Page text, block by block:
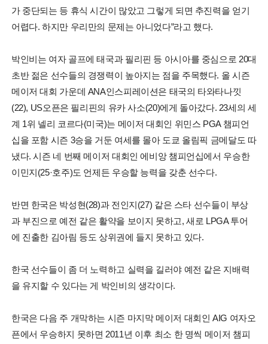
가 중단되는 등 휴식 시간이 많았고 그렇게 되면 추진력을 얻기
어렵다. 하지만 우리만의 문제는 아니었다”라고 했다.
박인비는 여자 골프에 태국과 필리핀 등 아시아를 중심으로 20대
초반 젊은 선수들의 경쟁력이 높아지는 점을 주목했다. 올 시즌
메이저 대회 가운데 ANA인스피레이션은 태국의 타와타나낏
(22), US오픈은 필리핀의 유카 사소(20)에게 돌아갔다. 23세의 세
계 1위 넬리 코르다(미국)는 메이저 대회인 위민스 PGA 챔피언
십을 포함 시즌 3승을 거둔 여세를 몰아 도쿄 올림픽 금메달도 따
냈다. 시즌 네 번째 메이저 대회인 에비앙 챔피언십에서 우승한
이민지(25·호주)도 언제든 우승할 능력을 갖춘 선수다.
반면 한국은 박성현(28)과 전인지(27) 같은 스타 선수들이 부상
과 부진으로 예전 같은 활약을 보이지 못하고, 새로 LPGA 투어
에 진출한 김아림 등도 상위권에 들지 못하고 있다.
한국 선수들이 좀 더 노력하고 실력을 길러야 예전 같은 지배력
을 유지할 수 있다는 게 박인비의 생각이다.
한국은 다음 주 개막하는 시즌 마지막 메이저 대회인 AIG 여자오
픈에서 우승하지 못하면 2011년 이후 최소 한 명씩 메이저 챔피